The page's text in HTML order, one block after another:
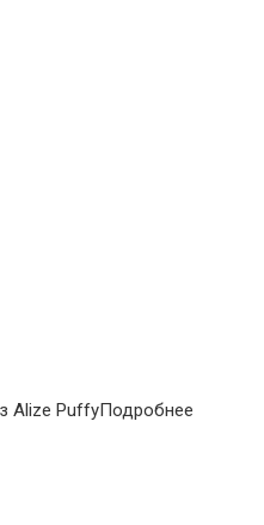
Alize PuffyПодробнее